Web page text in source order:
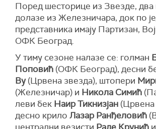
Поред шесторице из Звезде, два
долазе из Железничара, док по
представника имају Партизан,
ОФК Београд.
У тиму сезоне налазе се: голман
Поповић (ОФК Београд), десни
Ву(Црвена звезда), штопери
(Железничар) и Никола Симић
леви бек Наир Тикнизјан (Црвена
десно крило Лазар Ранђеловић